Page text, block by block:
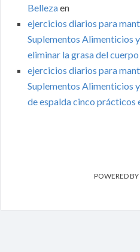
Bellezaen
ejercicios diarios para
Suplementos Alimenticios
eliminar la grasa del
ejercicios diarios para
Suplementos Alimenticios
de espalda cinco prácticos
POWERED BY